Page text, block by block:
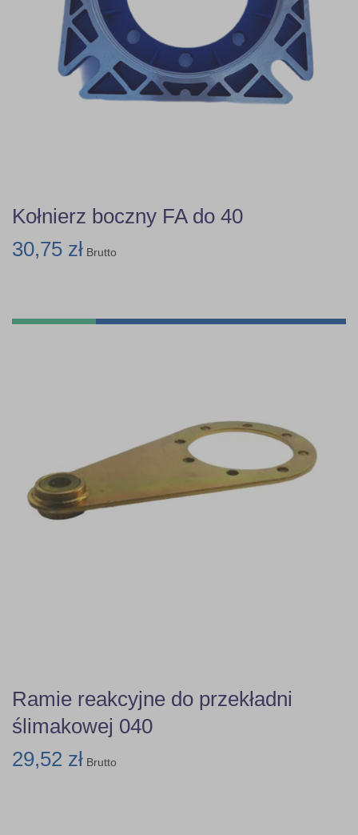
Kołnierz boczny FA do 40
30,75 zł Brutto
Ramie reakcyjne do przekładni
ślimakowej 040
29,52 zł Brutto